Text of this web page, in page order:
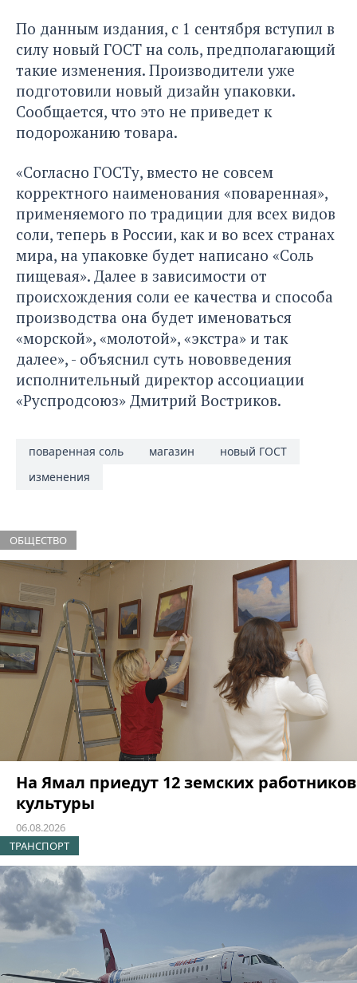
По данным издания, с 1 сентября вступил в
силу новый ГОСТ на соль, предполагающий
такие изменения. Производители уже
подготовили новый дизайн упаковки.
Сообщается, что это не приведет к
подорожанию товара.
«Согласно ГОСТу, вместо не совсем
корректного наименования «поваренная»,
применяемого по традиции для всех видов
соли, теперь в России, как и во всех странах
мира, на упаковке будет написано «Соль
пищевая». Далее в зависимости от
происхождения соли ее качества и способа
производства она будет именоваться
«морской», «молотой», «экстра» и так
далее», - объяснил суть нововведения
исполнительный директор ассоциации
«Руспродсоюз» Дмитрий Востриков.
поваренная соль магазин
новый ГОСТ
изменения
ОБЩЕСТВО
На Ямал приедут 12 земских работников
культуры
06.08.2026
ТРАНСПОРТ